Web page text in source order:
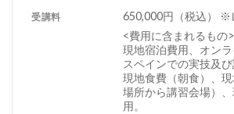
受講料
650,000円（税込） ※
<費用に含まれるもの>
現地宿泊費用、オンラ
スペインでの実技及び
現地食費（朝食）、
場所から講習会場）
用。